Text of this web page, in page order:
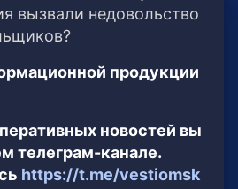
вызвали недовольство
продукции
новостей вы
телеграм-канале.
https://t.me/vestiomsk